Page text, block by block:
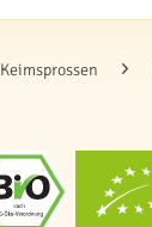
Keimsprossen